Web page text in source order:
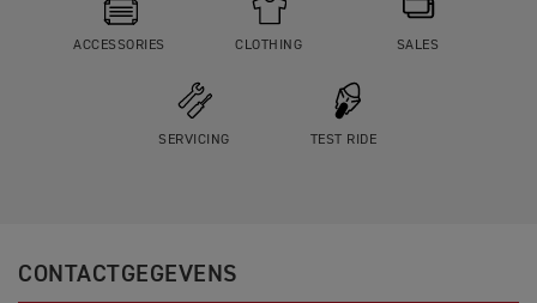
ACCESSORIES CLOTHING SALES
SERVICING TEST RIDE
CONTACTGEGEVENS